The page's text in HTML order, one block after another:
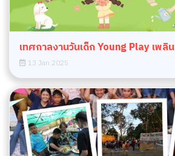
เทศกาลงานวันเด็ก Young Play เพลิน
13 Jan 2025